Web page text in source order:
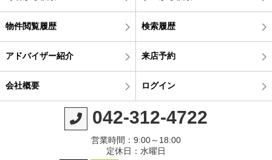
物件閲覧履歴 検索履歴
アドバイザー紹介 来店予約
会社概要 ログイン
042-312-4722
営業時間：9:00～18:00
定休日：水曜日